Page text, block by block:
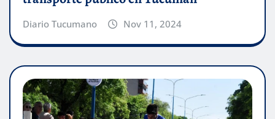
Diario Tucumano Nov 11, 2024